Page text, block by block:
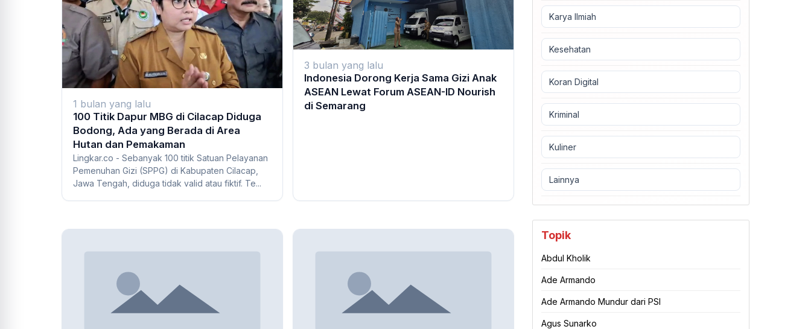
1 bulan yang lalu
100 Titik Dapur MBG di Cilacap Diduga
Bodong, Ada yang Berada di Area
Hutan dan Pemakaman
Lingkar.co - Sebanyak 100 titik Satuan Pelayanan
Pemenuhan Gizi (SPPG) di Kabupaten Cilacap,
Jawa Tengah, diduga tidak valid atau fiktif. Te...
3 bulan yang lalu
Indonesia Dorong Kerja Sama Gizi Anak
ASEAN Lewat Forum ASEAN-ID Nourish
di Semarang
Karya Ilmiah
Kesehatan
Koran Digital
Kriminal
Kuliner
Lainnya
Topik
Abdul Kholik
Ade Armando
Ade Armando Mundur dari PSI
Agus Sunarko